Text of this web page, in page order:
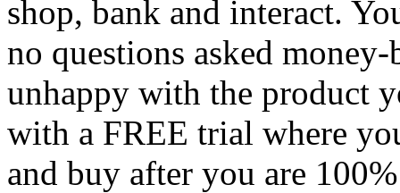
shop, bank and interact.
no questions asked
unhappy with the product
with a FREE trial where
and buy after you are